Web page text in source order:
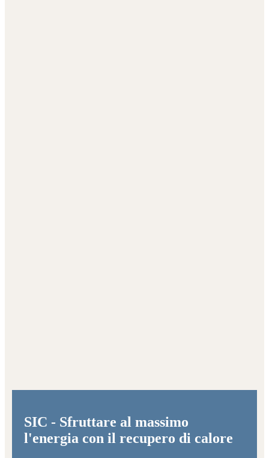
SIC - Sfruttare al massimo
l'energia con il recupero di calore